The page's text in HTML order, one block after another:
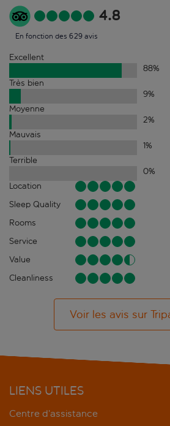
4.8
En fonction des 629 avis
Excellent
88%
Très bien
9%
Moyenne
2%
Mauvais
1%
Terrible
0%
Location
Sleep Quality
Rooms
Service
Value
Cleanliness
Voir les avis sur
LIENS UTILES
Centre d’assistance